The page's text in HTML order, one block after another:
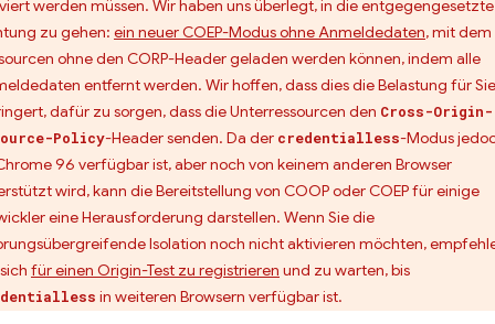
werden müssen. Wir haben uns überlegt, in die entgegengesetzte
zu gehen: ein neuer COEP-Modus ohne Anmeldedaten, mit dem
ohne den CORP-Header geladen werden können, indem alle
entfernt werden. Wir hoffen, dass dies die Belastung für Sie
dafür zu sorgen, dass die Unterressourcen den Cross-Origin-
Policy-Header senden. Da der credentialless-Modus
96 verfügbar ist, aber noch von keinem anderen Browser
wird, kann die Bereitstellung von COOP oder COEP für einige
eine Herausforderung darstellen. Wenn Sie die
Isolation noch nicht aktivieren möchten,
für einen Origin-Test zu registrieren und zu warten, bis
in weiteren Browsern verfügbar ist.